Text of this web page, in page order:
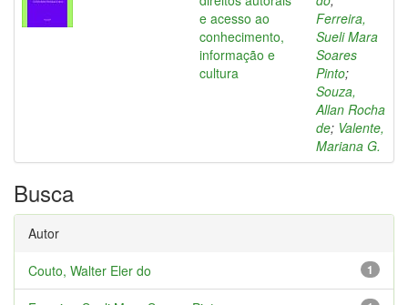
e acesso ao
conhecimento,
informação e
cultura
Ferreira,
Sueli Mara
Soares
Pinto;
Souza,
Allan Rocha
de; Valente,
Mariana G.
Busca
Autor
1
Couto, Walter Eler do